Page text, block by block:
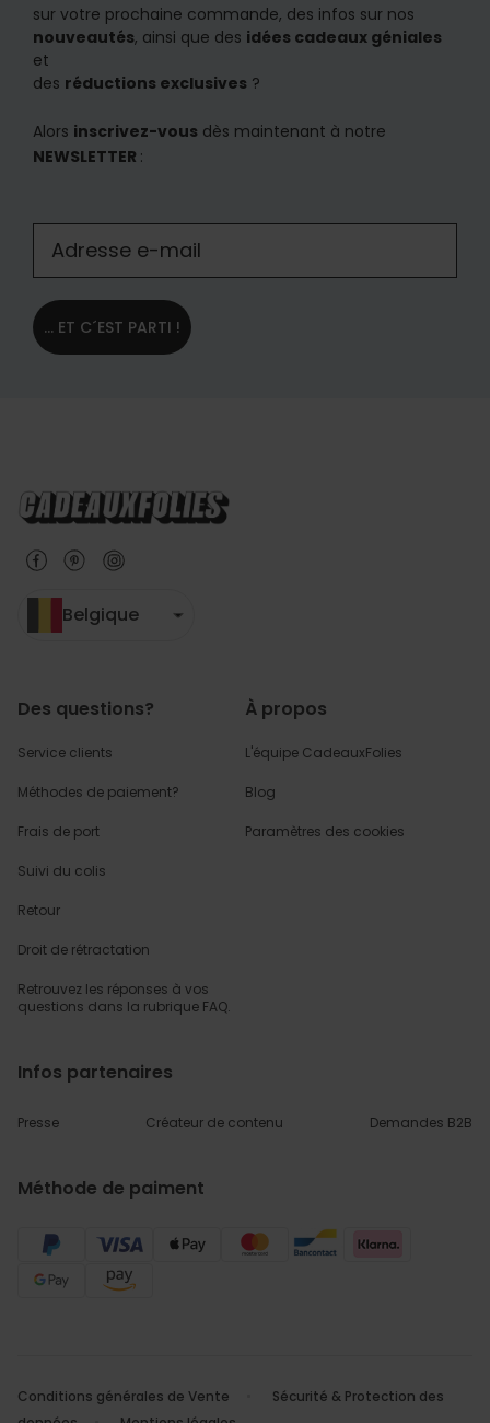
sur votre prochaine commande, des infos sur nos
nouveautés, ainsi que des idées cadeaux géniales
et
des réductions exclusives ?
Alors inscrivez-vous dès maintenant à notre
NEWSLETTER :
... ET C´EST PARTI !
Belgique
Des questions?
Service clients
Méthodes de paiement?
Frais de port
Suivi du colis
Retour
Droit de rétractation
Retrouvez les réponses à vos
questions dans la rubrique FAQ.
À propos
L'équipe CadeauxFolies
Blog
Paramètres des cookies
Infos partenaires
Presse Créateur de contenu Demandes B2B
Méthode de paiment
Conditions générales de Vente
Sécurité & Protection des